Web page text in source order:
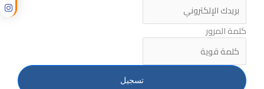
كلمة المرور
تسجيل